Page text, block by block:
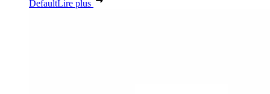
DefaultLire plus